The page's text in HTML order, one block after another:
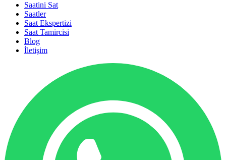
Saatini Sat
Saatler
Saat Ekspertizi
Saat Tamircisi
Blog
İletişim